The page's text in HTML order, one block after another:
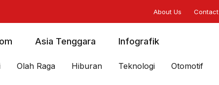
About Us Contact
Asia Tenggara
Infografik
Olah Raga Hiburan Teknologi
Otomotif